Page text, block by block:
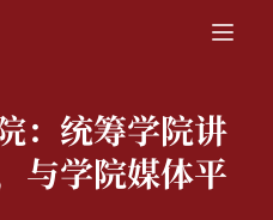
统筹学院讲
与学院媒体平